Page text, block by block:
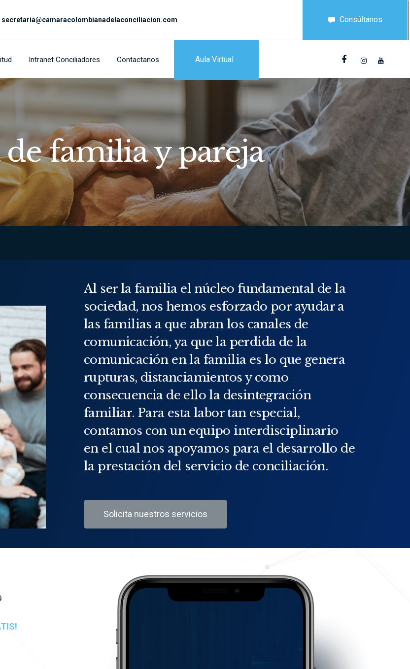
secretaria@camaracolombianadelaconciliacion.com Consúltanos
Intranet Conciliadores Contactanos Aula Virtual
familia y pareja
Al ser la familia el núcleo fundamental de la
sociedad, nos hemos esforzado por ayudar a
las familias a que abran los canales de
comunicación, ya que la perdida de la
comunicación en la familia es lo que genera
rupturas, distanciamientos y como
consecuencia de ello la desintegración
familiar. Para esta labor tan especial,
contamos con un equipo interdisciplinario
en el cual nos apoyamos para el desarrollo de
la prestación del servicio de conciliación.
Solicita nuestros servicios